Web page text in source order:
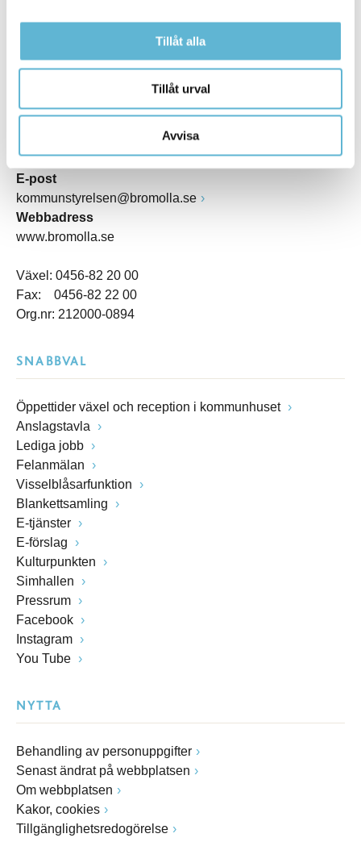
Tillåt alla
Tillåt urval
Avvisa
Kommunhuset, Storgatan 48
Box 18, 295 21 Bromölla
E-post
kommunstyrelsen@bromolla.se
Webbadress
www.bromolla.se
Växel: 0456-82 20 00
Fax: 0456-82 22 00
Org.nr: 212000-0894
SNABBVAL
Öppettider växel och reception i kommunhuset
Anslagstavla
Lediga jobb
Felanmälan
Visselblåsarfunktion
Blankettsamling
E-tjänster
E-förslag
Kulturpunkten
Simhallen
Pressrum
Facebook
Instagram
You Tube
NYTTA
Behandling av personuppgifter
Senast ändrat på webbplatsen
Om webbplatsen
Kakor, cookies
Tillgänglighetsredogörelse